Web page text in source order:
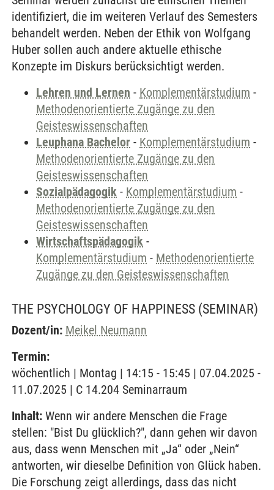
identifiziert, die im weiteren Verlauf des Semesters
behandelt werden. Neben der Ethik von Wolfgang
Huber sollen auch andere aktuelle ethische
Konzepte im Diskurs berücksichtigt werden.
Lehren und Lernen - Komplementärstudium -
Methodenorientierte Zugänge zu den
Geisteswissenschaften
Leuphana Bachelor - Komplementärstudium -
Methodenorientierte Zugänge zu den
Geisteswissenschaften
Sozialpädagogik - Komplementärstudium -
Methodenorientierte Zugänge zu den
Geisteswissenschaften
Wirtschaftspädagogik -
Komplementärstudium - Methodenorientierte
Zugänge zu den Geisteswissenschaften
THE PSYCHOLOGY OF HAPPINESS (SEMINAR)
Dozent/in: Meikel Neumann
Termin:
wöchentlich | Montag | 14:15 - 15:45 | 07.04.2025 -
11.07.2025 | C 14.204 Seminarraum
Inhalt: Wenn wir andere Menschen die Frage
stellen: "Bist Du glücklich?", dann gehen wir davon
aus, dass wenn Menschen mit „Ja“ oder „Nein“
antworten, wir dieselbe Definition von Glück haben.
Die Forschung zeigt allerdings, dass das nicht